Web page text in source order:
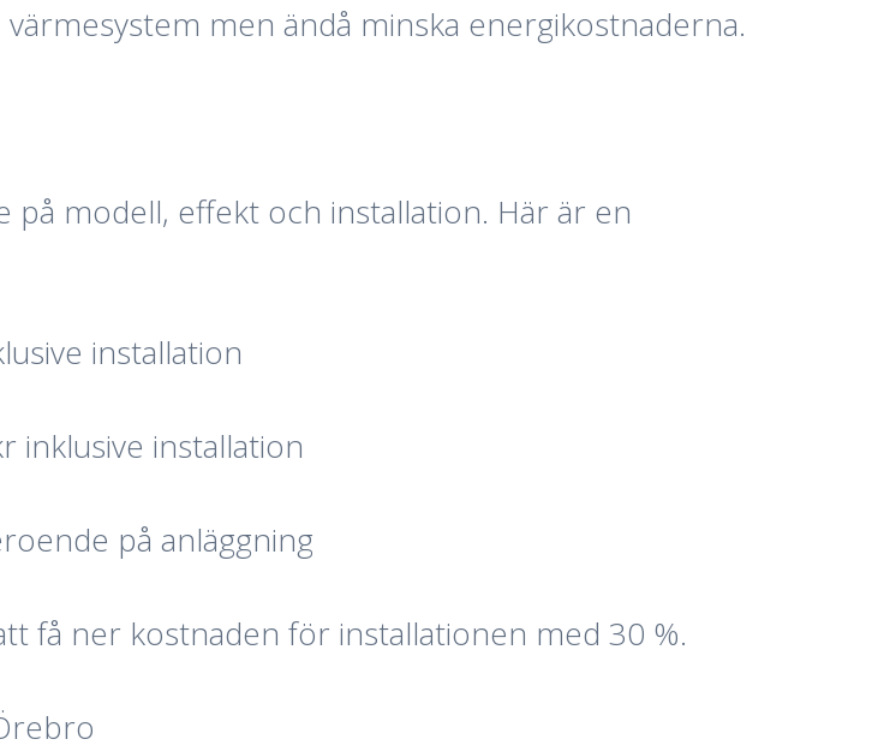
men ändå minska energikostnaderna.
modell, effekt och installation. Här är en
installation
inklusive installation
på anläggning
få ner kostnaden för installationen med 30 %.